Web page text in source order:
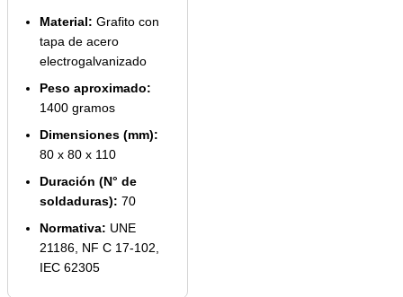
Material: Grafito con
tapa de acero
electrogalvanizado
Peso aproximado:
1400 gramos
Dimensiones (mm):
80 x 80 x 110
Duración (N° de
soldaduras): 70
Normativa: UNE
21186, NF C 17-102,
IEC 62305